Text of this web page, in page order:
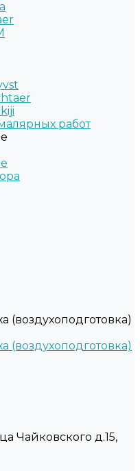
работ
(воздухоподготовка)
(воздухоподготовка)
Чайковского д.15,